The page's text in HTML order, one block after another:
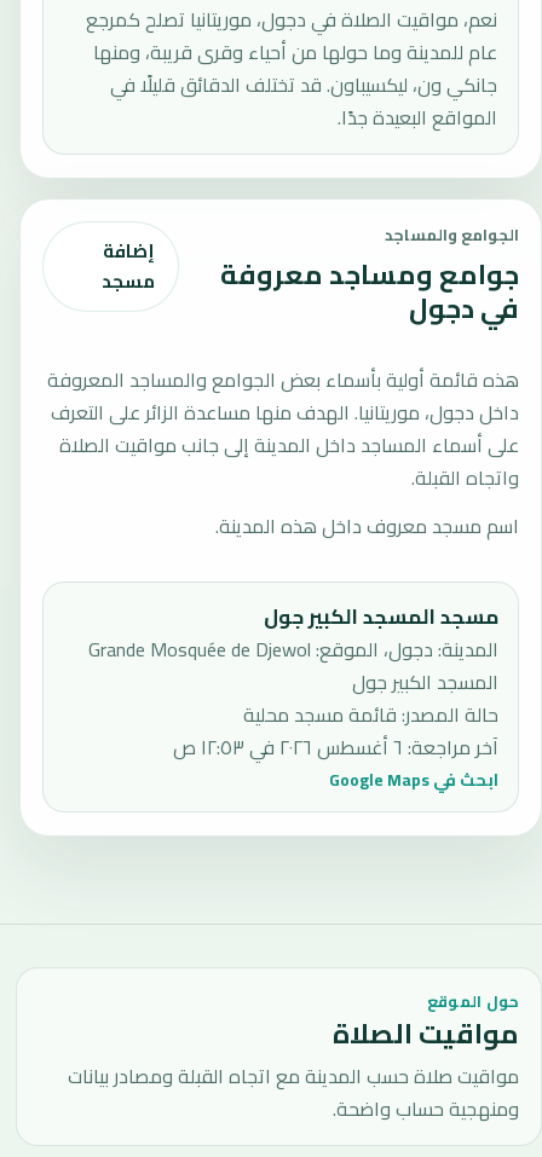
نعم، مواقيت الصلاة في دجول، موريتانيا تصلح كمرجع
عام للمدينة وما حولها من أحياء وقرى قريبة، ومنها
جانكي ون، ليكسيباون. قد تختلف الدقائق قليلًا في
المواقع البعيدة جدًا.
الجوامع والمساجد
جوامع ومساجد معروفة
في دجول
إضافة
مسجد
هذه قائمة أولية بأسماء بعض الجوامع والمساجد المعروفة
داخل دجول، موريتانيا. الهدف منها مساعدة الزائر على التعرف
على أسماء المساجد داخل المدينة إلى جانب مواقيت الصلاة
واتجاه القبلة.
اسم مسجد معروف داخل هذه المدينة.
مسجد المسجد الكبير جول
المدينة: دجول، الموقع: Grande Mosquée de Djewol
المسجد الكبير جول
حالة المصدر:قائمة مسجد محلية
آخر مراجعة: ٦ أغسطس ٢٠٢٦ في ١٢:٥٣ ص
ابحث في Google Maps
حول الموقع
مواقيت الصلاة
مواقيت صلاة حسب المدينة مع اتجاه القبلة ومصادر بيانات
ومنهجية حساب واضحة.